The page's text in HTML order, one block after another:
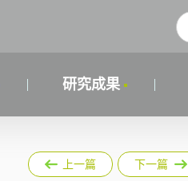
研究成果
上一篇 下一篇